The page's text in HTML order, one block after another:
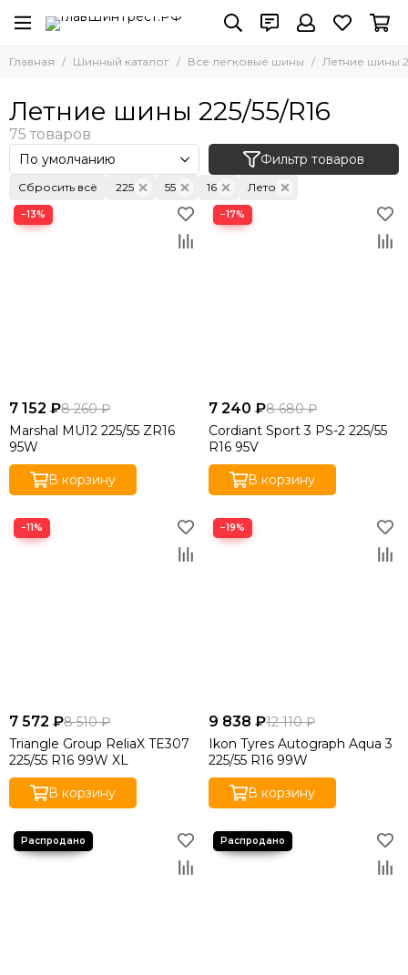
Главная Шинный каталог Все легковые шины Летние шины
Летние шины 225/55/R16
Фильтр товаров
Сбросить всё 225 55 16 Лето
−13%
7 152 ₽8 260 ₽
Marshal MU12 225/55 ZR16
95W
В корзину
−17%
7 240 ₽8 680 ₽
Cordiant Sport 3 PS-2 225/55
R16 95V
В корзину
−11%
7 572 ₽8 510 ₽
Triangle Group ReliaX TE307
225/55 R16 99W XL
В корзину
−19%
9 838 ₽12 110 ₽
Ikon Tyres Autograph Aqua 3
225/55 R16 99W
В корзину